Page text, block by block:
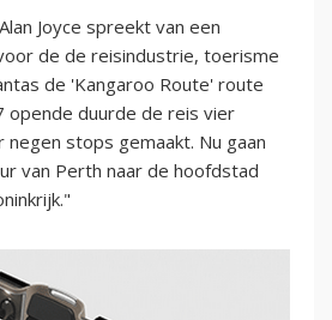
Joyce spreekt van een
de de reisindustrie, toerisme
de 'Kangaroo Route' route
opende duurde de reis vier
stops gemaakt. Nu gaan
van Perth naar de hoofdstad